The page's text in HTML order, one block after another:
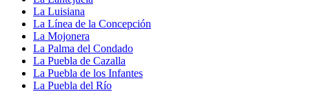
La Luisiana
La Línea de la Concepción
La Mojonera
La Palma del Condado
La Puebla de Cazalla
La Puebla de los Infantes
La Puebla del Río